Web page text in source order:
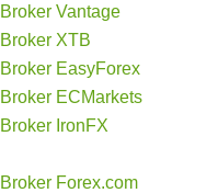
Broker Vantage
Broker XTB
Broker EasyForex
Broker ECMarkets
Broker IronFX
Broker Forex.com